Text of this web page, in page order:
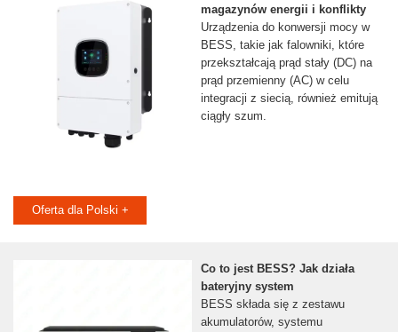
magazynów energii i konflikty
Urządzenia do konwersji mocy w
BESS, takie jak falowniki, które
przekształcają prąd stały (DC) na
prąd przemienny (AC) w celu
integracji z siecią, również emitują
ciągły szum.
Oferta dla Polski +
Co to jest BESS? Jak działa
bateryjny system
BESS składa się z zestawu
akumulatorów, systemu